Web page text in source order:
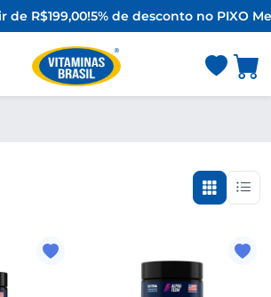
R$199,00!5% de desconto no PIXO